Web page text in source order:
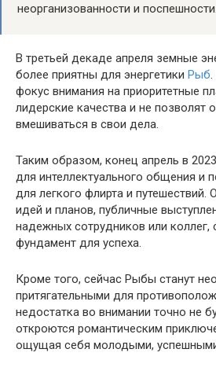
неорганизованности и поспешности.
В третьей декаде апреля земные
более приятны для энергетики Рыб.
фокус внимания на приоритетные
лидерские качества и не
вмешиваться в свои дела.
Таким образом, конец апрель в
для интеллектуального общения и
для легкого флирта и
идей и планов, публичные
надежных сотрудников или коллег,
фундамент для успеха.
Кроме того, сейчас Рыбы станут
притягательными для
недостатка во внимании точно не
откроются романтическим
ощущая себя молодыми,